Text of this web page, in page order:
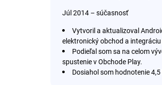
Júl 2014 – súčasnosť
Vytvoril a aktualizoval
elektronický obchod a
Podieľal som sa na celom
spustenie v Obchode Play.
Dosiahol som hodnotenie